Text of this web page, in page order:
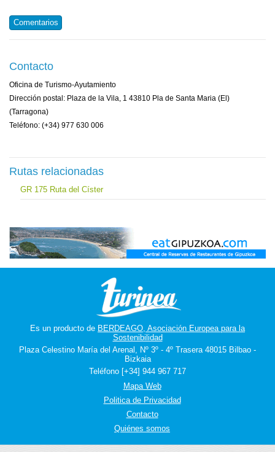
Comentarios
Contacto
Oficina de Turismo-Ayutamiento
Dirección postal: Plaza de la Vila, 1 43810 Pla de Santa Maria (El)
(Tarragona)
Teléfono: (+34) 977 630 006
Rutas relacionadas
GR 175 Ruta del Císter
Es un producto de BERDEAGO, Asociación Europea para la
Sostenibilidad
Plaza Celestino María del Arenal, Nº 3º - 4º Trasera 48015 Bilbao -
Bizkaia
Teléfono [+34] 944 967 717
Mapa Web
Politica de Privacidad
Contacto
Quiénes somos